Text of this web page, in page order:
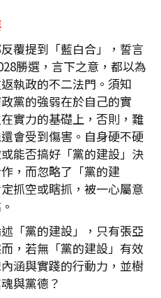
覆提到「藍白合」，誓言
勝選，言下之意，都以為
執政的不二法門。須知
黨的強弱在於自己的實
實力的基礎上，否則，難
會受到傷害。自身硬不硬
能否搞好「黨的建設」決
，而忽略了「黨的建
抓空或瞎抓，被一心屬意
「黨的建設」，只有張亞
，若無「黨的建設」有效
涵與實踐的行動力，並樹
與黨德？